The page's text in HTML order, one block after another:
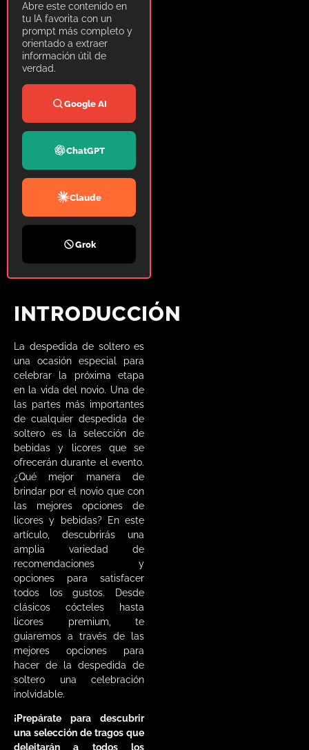
Abre este contenido en
tu IA favorita con un
prompt más completo y
orientado a extraer
información útil de
verdad.
Google AI
ChatGPT
Claude
Grok
INTRODUCCIÓN
La despedida de soltero es
una ocasión especial para
celebrar la próxima etapa
en la vida del novio. Una de
las partes más importantes
de cualquier despedida de
soltero es la selección de
bebidas y licores que se
ofrecerán durante el evento.
¿Qué mejor manera de
brindar por el novio que con
las mejores opciones de
licores y bebidas? En este
artículo, descubrirás una
amplia variedad de
recomendaciones y
opciones para satisfacer
todos los gustos. Desde
clásicos cócteles hasta
licores premium, te
guiaremos a través de las
mejores opciones para
hacer de la despedida de
soltero una celebración
inolvidable.
¡Prepárate para descubrir
una selección de tragos que
deleitarán a todos los